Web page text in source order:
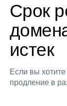
Срок
истек
Если вы
продление в